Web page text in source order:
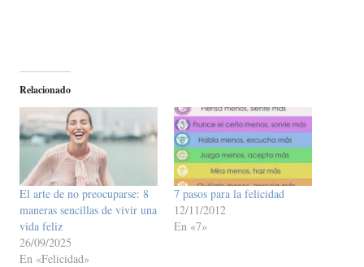
Relacionado
El arte de no preocuparse: 8
maneras sencillas de vivir una
vida feliz
26/09/2025
En «Felicidad»
7 pasos para la felicidad
12/11/2012
En «7»